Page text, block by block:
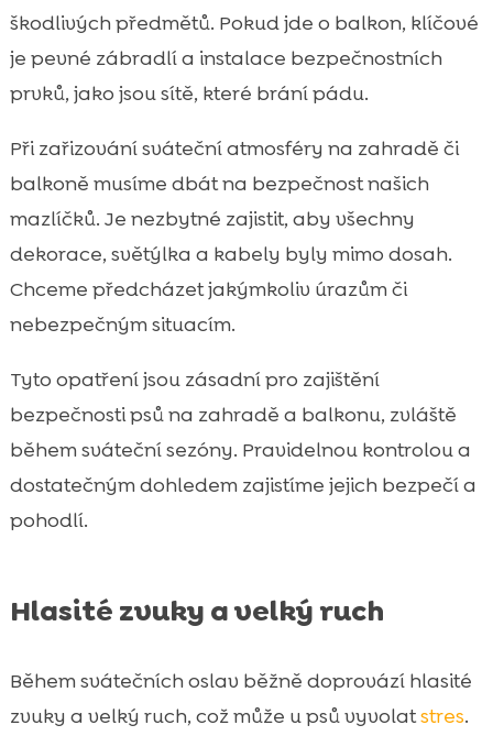
škodlivých předmětů. Pokud jde o balkon, klíčové
je pevné zábradlí a instalace bezpečnostních
prvků, jako jsou sítě, které brání pádu.
Při zařizování sváteční atmosféry na zahradě či
balkoně musíme dbát na bezpečnost našich
mazlíčků. Je nezbytné zajistit, aby všechny
dekorace, světýlka a kabely byly mimo dosah.
Chceme předcházet jakýmkoliv úrazům či
nebezpečným situacím.
Tyto opatření jsou zásadní pro zajištění
bezpečnosti psů na zahradě a balkonu, zvláště
během sváteční sezóny. Pravidelnou kontrolou a
dostatečným dohledem zajistíme jejich bezpečí a
pohodlí.
Hlasité zvuky a velký ruch
Během svátečních oslav běžně doprovází hlasité
zvuky a velký ruch, což může u psů vyvolatstres.